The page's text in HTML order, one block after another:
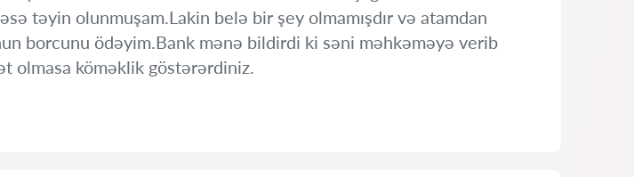
təyin olunmuşam.Lakin belə bir şey olmamışdır və atamdan
borcunu ödəyim.Bank mənə bildirdi ki səni məhkəməyə verib
olmasa köməklik göstərərdiniz.